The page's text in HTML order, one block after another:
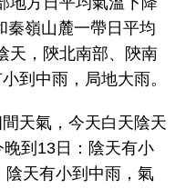
嶺山麓一帶日平均
，陝北南部、陝南
到中雨，局地大雨。
天氣，今天白天陰天
到13日：陰天有小
天有小到中雨，氣